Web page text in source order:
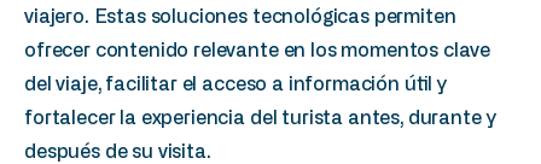
viajero. Estas soluciones tecnológicas permiten
ofrecer contenido relevante en los momentos clave
del viaje, facilitar el acceso a información útil y
fortalecer la experiencia del turista antes, durante y
después de su visita.